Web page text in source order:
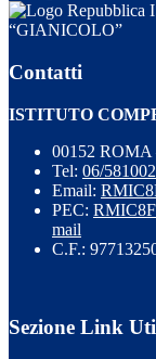
“GIANICOLO”
Contatti
ISTITUTO
00152
Tel: 06/
Email:
PEC:
mail
C.F.:
Sezione Link